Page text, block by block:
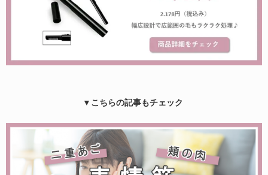
▼こちらの記事もチェック